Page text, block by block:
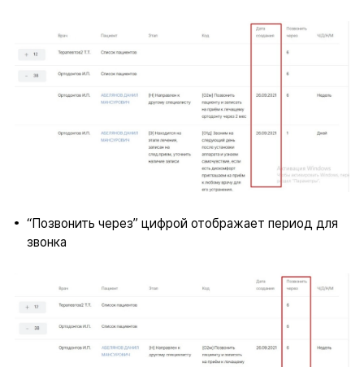
“Позвонить через” цифрой отображает период для
звонка